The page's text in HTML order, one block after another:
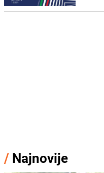
/ Najnovije